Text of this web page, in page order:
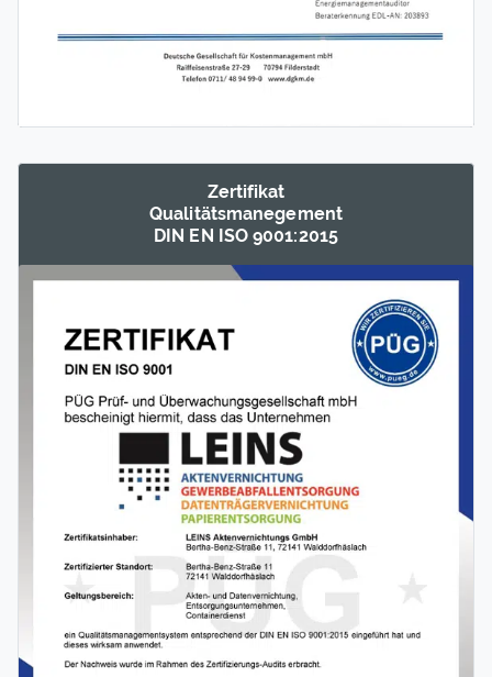
Zertifikat
Qualitäts­manegement
DIN EN ISO 9001:2015